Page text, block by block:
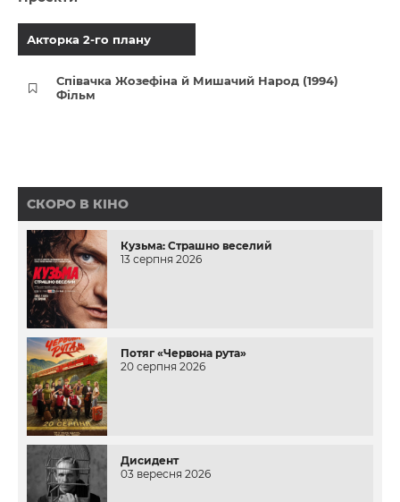
Акторка 2-го плану
Співачка Жозефіна й Мишачий Народ (1994)
Фільм
СКОРО В КІНО
Кузьма: Страшно веселий
13 серпня 2026
Потяг «Червона рута»
20 серпня 2026
Дисидент
03 вересня 2026